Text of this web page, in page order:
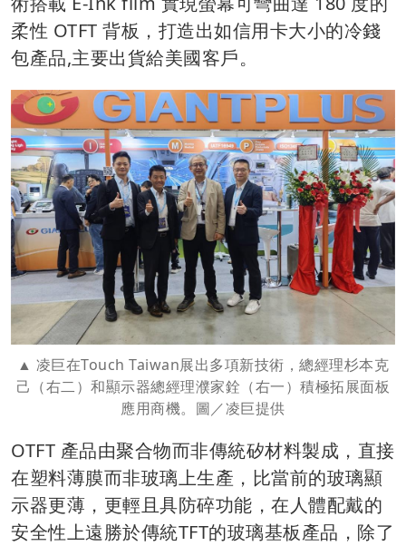
柔性 OTFT 背板，打造出如信用卡大小的冷錢
包產品,主要出貨給美國客戶。
凌巨在Touch Taiwan展出多項新技術，總經理杉本克
己（右二）和顯示器總經理濮家銓（右一）積極拓展面板
應用商機。圖／凌巨提供
OTFT 產品由聚合物而非傳統矽材料製成，直接
在塑料薄膜而非玻璃上生產，比當前的玻璃顯
示器更薄，更輕且具防碎功能，在人體配戴的
安全性上遠勝於傳統TFT的玻璃基板產品，除了